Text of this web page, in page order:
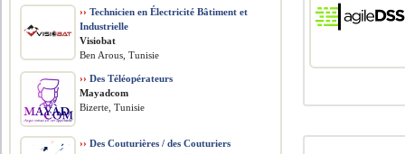
›› Technicien en Électricité Bâtiment et
Industrielle
Visiobat
Ben Arous, Tunisie
›› Des Téléopérateurs
Mayadcom
Bizerte, Tunisie
›› Des Couturières / des Couturiers